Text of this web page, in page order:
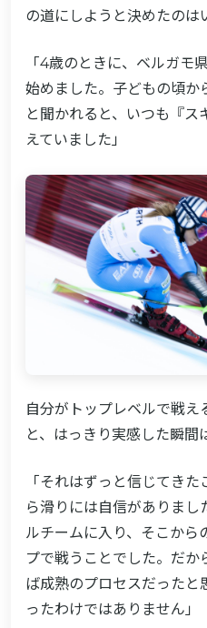
の道にしようと決めたのは
「4歳のときに、ベルガモ
始めました。子どもの頃か
と聞かれると、いつも『
えていました」
自分がトップレベルで戦え
と、はっきり実感した瞬間
「それはずっと信じてき
ら滑りには自信がありま
ルチームに入り、そこから
プで戦うことでした。だ
ば成熟のプロセスだったと
ったわけではありません」